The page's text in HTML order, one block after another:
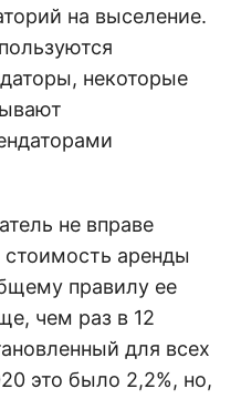
на выселение.
некоторые
не вправе
аренды
правилу ее
чем раз в 12
для всех
это было 2,2%, но,